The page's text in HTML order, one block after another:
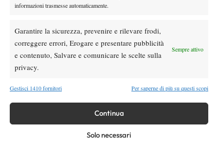
informazioni trasmesse automaticamente.
Garantire la sicurezza, prevenire e rilevare frodi,
correggere errori, Erogare e presentare pubblicità
e contenuto, Salvare e comunicare le scelte sulla
privacy.
Sempre attivo
Gestisci 1410 fornitori Per saperne di più su questi scopi
Continua
Solo necessari
TAGGED:Leonardo Caperchi Progetto Tennis Genova
Nessun commento
Devi essere